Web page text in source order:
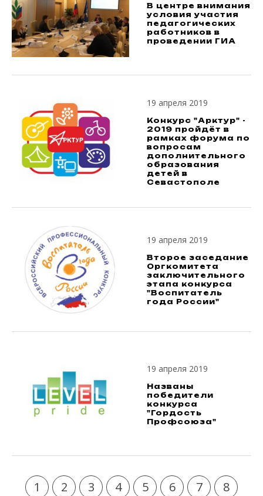
В центре внимания
условия участия
педагогических
работников в
проведении ГИА
19 апреля 2019
Конкурс "Арктур" -
2019 пройдёт в
рамках форума по
вопросам
дополнительного
образования
детей в
Севастополе
19 апреля 2019
Второе заседание
Оргкомитета
заключительного
этапа конкурса
"Воспитатель
года России"
19 апреля 2019
Названы
победители
конкурса
"Гордость
Профсоюза"
1 2 3 4 5 6 7
8